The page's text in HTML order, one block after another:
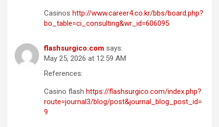
Casinos http://www.career4.co.kr/bbs/board.php?
bo_table=ci_consulting&wr_id=606095
flashsurgico.com says:
May 25, 2026 at 12:59 AM
References:
Casino flash https://flashsurgico.com/index.php?
route=journal3/blog/post&journal_blog_post_id=
9